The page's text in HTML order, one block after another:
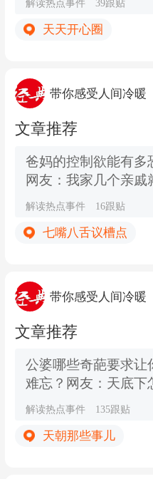
解读热点事件 39跟贴
天天开心圈
带你感受人间冷暖
文章推荐
爸妈的控制欲能有多
网友：我家几个亲戚
型的这种人
解读热点事件 16跟贴
七嘴八舌议槽点
带你感受人间冷暖
文章推荐
公婆哪些奇葩要求让
难忘？网友：天底下
这么讨厌的婆婆
解读热点事件 135跟贴
天朝那些事儿